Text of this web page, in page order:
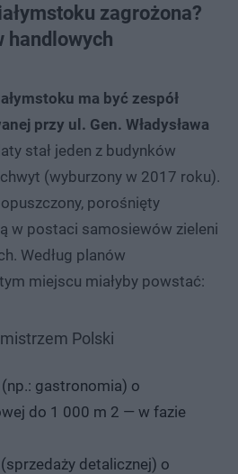
zagrożona?
handlowych
ma być zespół
przy ul. Gen. Władysława
stał jeden z budynków
(wyburzony w 2017 roku).
porośnięty
w postaci samosiewów zieleni
Według planów
miejscu miałyby powstać:
Polski
gastronomia) o
do 1 000 m 2 — w fazie
detalicznej) o